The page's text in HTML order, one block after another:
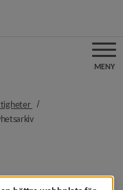
MENY
nivå i
brödsmulenavigeringen
nivå i